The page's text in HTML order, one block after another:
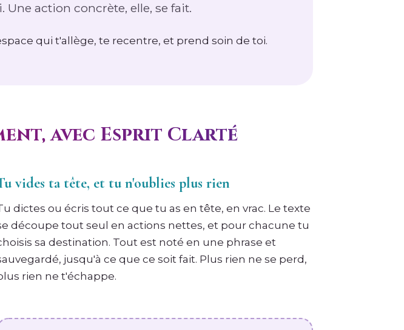
action concrète, elle, se fait.
qui t'allège, te recentre, et prend soin de toi.
avec Esprit Clarté
vides ta tête, et tu n'oublies plus rien
dictes ou écris tout ce que tu as en tête, en vrac. Le texte
découpe tout seul en actions nettes, et pour chacune tu
sa destination. Tout est noté en une phrase et
jusqu'à ce que ce soit fait. Plus rien ne se perd,
rien ne t'échappe.